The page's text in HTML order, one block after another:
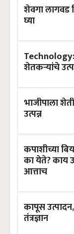
शेवगा लागवड
घ्या
शेतकऱ्यांचे
भाजीपाला
उत्पन्न
कपाशीच्या
का येते? काय
आत्ताच
कापूस
तंत्रज्ञान